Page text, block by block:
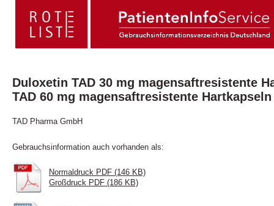
Duloxetin TAD 30 mg magensaftresistente
TAD 60 mg magensaftresistente Hartkapseln
TAD Pharma GmbH
Gebrauchsinformation auch vorhanden als:
Normaldruck PDF (146 KB)
Großdruck PDF (186 KB)